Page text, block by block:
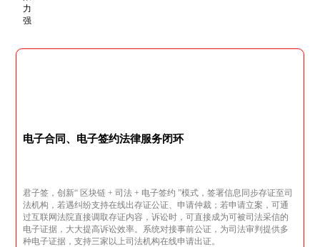
电子合同、电子签约法律服务闭环
君子签，创新“ 区块链 + 司法 + 电子签约 ”模式，签署信息同步存证至司
法机构，若遇纠纷支持在线出存证公证、申请仲裁；若申请立案，可通
过互联网法院直接调取存证内容，诉讼时，可直接成为可被司法采信的
电子证据，大大提高诉讼效率。系统对接事前公证，为司法审判提供多
种电子证据，支持三家以上司法机构在线申请出证。